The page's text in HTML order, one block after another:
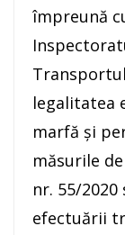
împreună
legalitatea
marfă și
măsurile
nr. 55/
efectuării